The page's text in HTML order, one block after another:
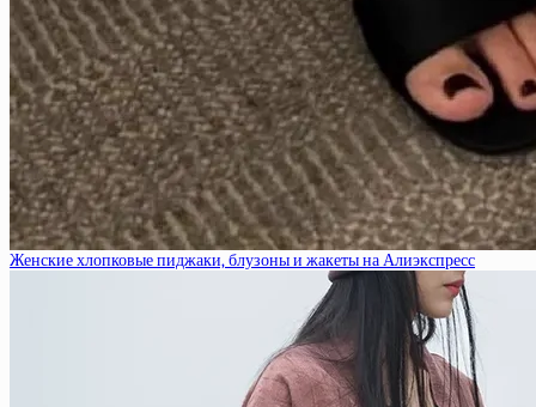
Женские хлопковые пиджаки, блузоны и жакеты на Алиэкспресс